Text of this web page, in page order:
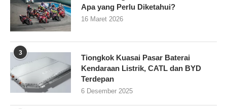
Apa yang Perlu Diketahui?
16 Maret 2026
3
Tiongkok Kuasai Pasar Baterai
Kendaraan Listrik, CATL dan BYD
Terdepan
6 Desember 2025